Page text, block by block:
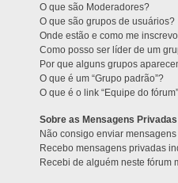
O que são Moderadores?
O que são grupos de usuários?
Onde estão e como me
Como posso ser líder de um
Por que alguns grupos
O que é um “Grupo padrão”?
O que é o link “Equipe do
Sobre as Mensagens Privadas
Não consigo enviar
Recebo mensagens privadas
Recebi de alguém neste fórum